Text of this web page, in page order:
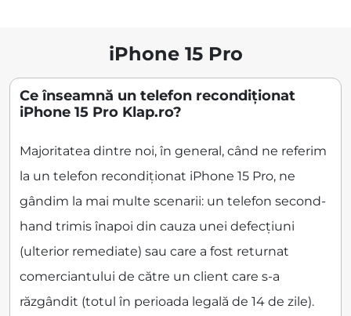
iPhone 15 Pro
Ce înseamnă un telefon recondiționat
iPhone 15 Pro Klap.ro?
Majoritatea dintre noi, în general, când ne referim
la un telefon recondiționat iPhone 15 Pro, ne
gândim la mai multe scenarii: un telefon second-
hand trimis înapoi din cauza unei defecțiuni
(ulterior remediate) sau care a fost returnat
comerciantului de către un client care s-a
răzgândit (totul în perioada legală de 14 de zile).